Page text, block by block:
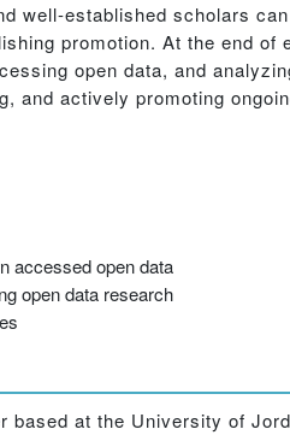
well-established scholars
promotion. At the end
open data, and
and actively promoting
accessed open data
open data research
based at the University of